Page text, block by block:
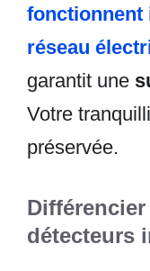
fonctionnent
réseau
garantit une
Votre
préservée.
détecteurs